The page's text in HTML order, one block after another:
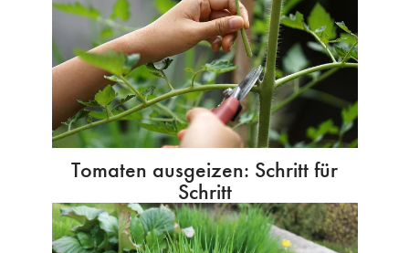
Tomaten ausgeizen: Schritt für
Schritt